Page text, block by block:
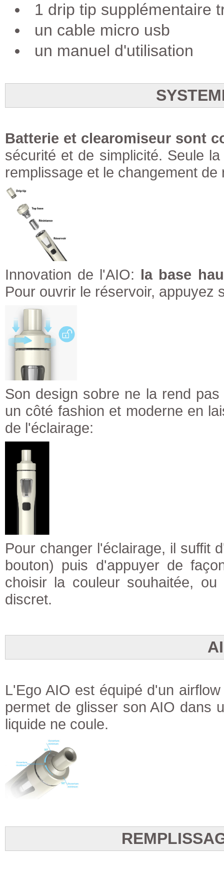
1 drip tip supplémentaire
un cable micro usb
un manuel d'utilisation
Batterie et clearomiseur sont
sécurité et de simplicité. Seule
remplissage et le changement de
Innovation de l'AIO: la base
Pour ouvrir le réservoir, appuyez
Son design sobre ne la rend
un côté fashion et moderne en
de l'éclairage:
Pour changer l'éclairage, il suffit
bouton) puis d'appuyer de
choisir la couleur souhaitée,
discret.
L'Ego AIO est équipé d'un
permet de glisser son AIO dans
liquide ne coule.